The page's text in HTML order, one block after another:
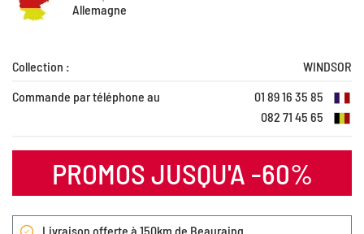
Allemagne
Collection :
WINDSOR
Commande par téléphone au
01 89 16 35 85
082 71 45 65
PROMOS JUSQU'A -60%
Livraison offerte à 150km de Beauraing